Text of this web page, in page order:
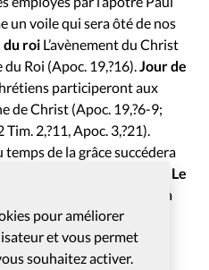
pour améliorer
et vous permet
souhaitez activer.
un voile qui sera ôté de nos
du roi L’avènement du Christ
Roi (Apoc. 19,?16). Jour de
participeront aux
de Christ (Apoc. 19,?6-9;
2,?11, Apoc. 3,?21).
temps de la grâce succédera
à l’époque de Noé. Le
de son retour
Le Christ n’a
de son retour,
indiqué sept signes
25,5-14). Les plus